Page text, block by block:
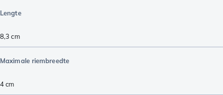
Lengte
8,3 cm
Maximale riembreedte
4cm